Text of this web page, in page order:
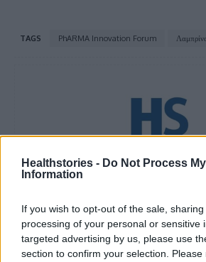
Healthstories - Do Not Process
Information
If you wish to opt-out of the sale,
processing of your personal or sensitive
targeted advertising by us, please use
section to confirm your selection.
TAGS PhARMA Innovation Forum
healthstories